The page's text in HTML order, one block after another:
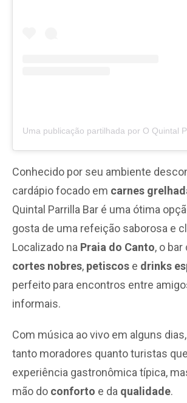
Conhecido por seu ambiente
cardápio focado em carnes
Quintal Parrilla Bar é uma ótima
gosta de uma refeição saborosa e
Localizado na Praia do Canto, o
cortes nobres, petiscos e drinks
perfeito para encontros entre
informais.
Com música ao vivo em alguns
tanto moradores quanto turistas
experiência gastronômica típica,
mão do conforto e da qualidade.